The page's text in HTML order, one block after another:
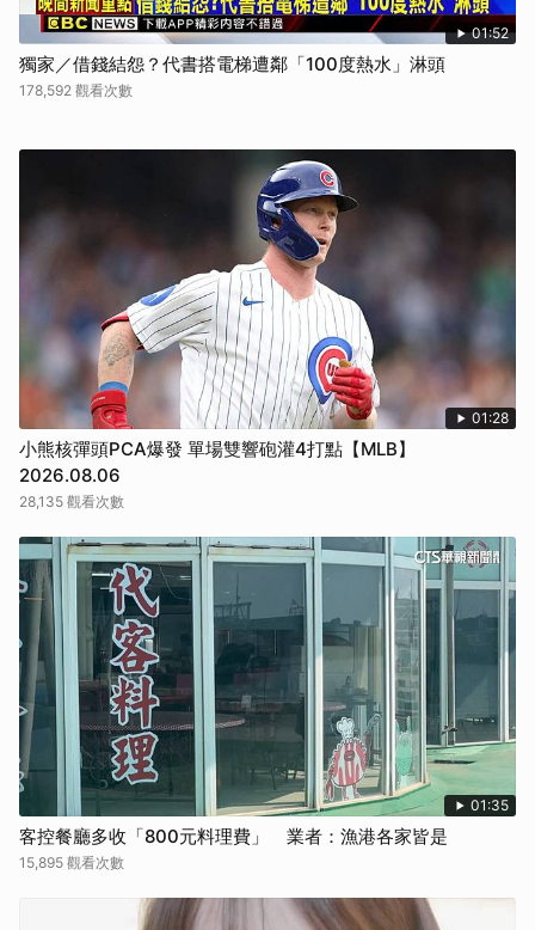
01:52
獨家／借錢結怨？代書搭電梯遭鄰「100度熱水」淋頭
178,592 觀看次數
01:28
小熊核彈頭PCA爆發 單場雙響砲灌4打點【MLB】
2026.08.06
28,135 觀看次數
01:35
客控餐廳多收「800元料理費」 業者：漁港各家皆是
15,895 觀看次數